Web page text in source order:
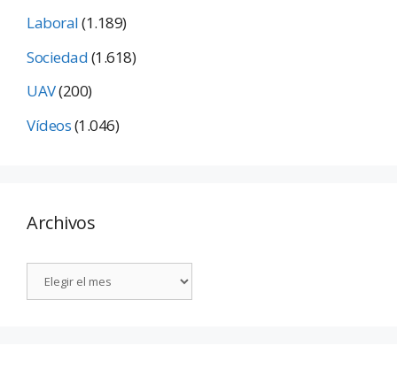
Laboral(1.189)
Sociedad(1.618)
UAV(200)
Vídeos(1.046)
Archivos